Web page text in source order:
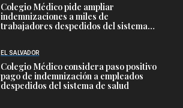
Colegio Médico pide ampliar
indemnizaciones a miles de
trabajadores despedidos del sistema
EL SALVADOR
Colegio Médico considera paso positivo
pago de indemnización a empleados
despedidos del sistema de salud